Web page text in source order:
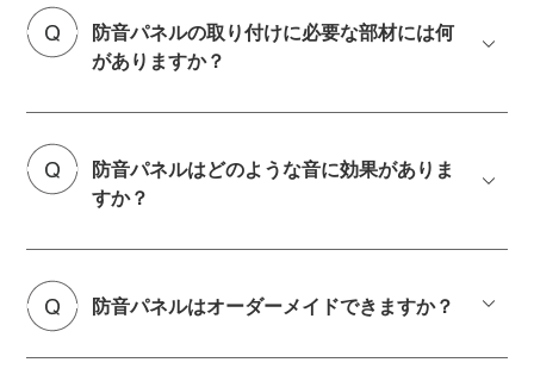
防音パネルの取り付けに必要な部材には何
がありますか？
防音パネルはどのような音に効果がありま
すか？
防音パネルはオーダーメイドできますか？